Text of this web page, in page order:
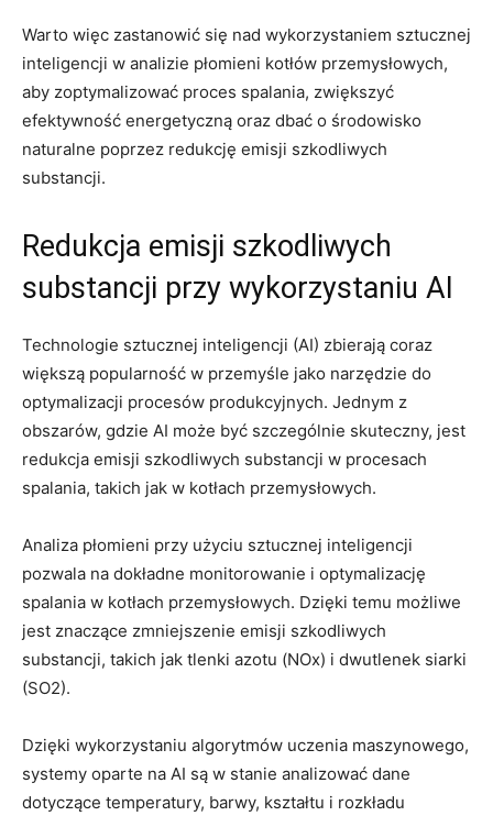
Warto więc⁤ zastanowić się nad ​wykorzystaniem sztucznej
inteligencji⁤ w ⁤analizie ‍płomieni kotłów przemysłowych,
aby⁢ zoptymalizować proces spalania, zwiększyć
efektywność energetyczną ‍oraz dbać o⁢ środowisko
naturalne poprzez redukcję emisji⁤ szkodliwych⁢
substancji.
Redukcja emisji szkodliwych
substancji przy wykorzystaniu​ AI
Technologie sztucznej inteligencji (AI) zbierają coraz
⁣większą ​popularność w przemyśle ⁢jako narzędzie do
optymalizacji procesów ​produkcyjnych. Jednym z
obszarów, gdzie AI ‌może być⁣ szczególnie ⁤skuteczny, jest
redukcja emisji szkodliwych substancji‍ w ‌procesach​
spalania, takich jak‌ w kotłach przemysłowych.
Analiza płomieni przy użyciu sztucznej inteligencji
pozwala na dokładne monitorowanie i ⁣optymalizację⁤
spalania​ w ⁤kotłach przemysłowych. Dzięki temu⁢ możliwe
jest znaczące ‌zmniejszenie emisji szkodliwych⁤
substancji, ⁢takich jak tlenki azotu (NOx) i ⁢dwutlenek siarki ​
(SO2).
Dzięki⁤ wykorzystaniu algorytmów uczenia maszynowego,
systemy oparte ⁣na AI są w stanie analizować dane
⁢dotyczące temperatury, barwy, kształtu i ‌rozkładu